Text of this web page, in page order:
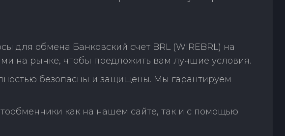
для обмена Банковский счет BRL (WIREBRL) на
на рынке, чтобы предложить вам лучшие условия.
безопасны и защищены. Мы гарантируем
как на нашем сайте, так и с помощью